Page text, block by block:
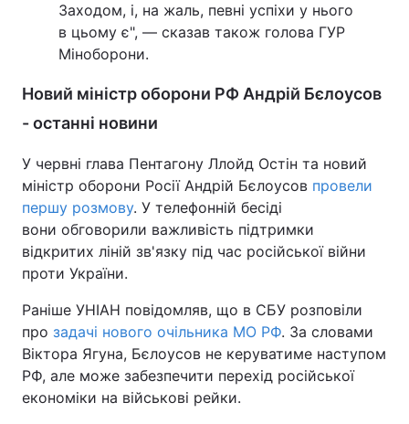
Заходом, і, на жаль, певні успіхи у нього
в цьому є", — сказав також голова ГУР
Міноборони.
Новий міністр оборони РФ Андрій Бєлоусов
- останні новини
У червні глава Пентагону Ллойд Остін та новий
міністр оборони Росії Андрій Бєлоусов провели
першу розмову. У телефонній бесіді
вони обговорили важливість підтримки
відкритих ліній зв'язку під час російської війни
проти України.
Раніше УНІАН повідомляв, що в СБУ розповіли
про задачі нового очільника МО РФ. За словами
Віктора Ягуна, Бєлоусов не керуватиме наступом
РФ, але може забезпечити перехід російської
економіки на військові рейки.